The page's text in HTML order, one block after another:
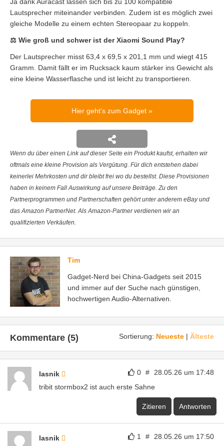
Ja dank Auracast lassen sich bis zu 100 kompatible
Lautsprecher miteinander verbinden. Zudem ist es möglich zwei
gleiche Modelle zu einem echten Stereopaar zu koppeln.
⚖️ Wie groß und schwer ist der Xiaomi Sound Play?
Der Lautsprecher misst 63,4 x 69,5 x 201,1 mm und wiegt 415
Gramm. Damit fällt er im Rucksack kaum stärker ins Gewicht als
eine kleine Wasserflasche und ist leicht zu transportieren.
Hier geht's zum Gadget
Wenn du über einen Link auf dieser Seite ein Produkt kaufst, erhalten wir
oftmals eine kleine Provision als Vergütung. Für dich entstehen dabei
keinerlei Mehrkosten und dir bleibt frei wo du bestellst. Diese Provisionen
haben in keinem Fall Auswirkung auf unsere Beiträge. Zu den
Partnerprogrammen und Partnerschaften gehört unter anderem eBay und
das Amazon PartnerNet. Als Amazon-Partner verdienen wir an
qualifizierten Verkäufen.
Tim
Gadget-Nerd bei China-Gadgets seit 2015
und immer auf der Suche nach günstigen,
hochwertigen Audio-Alternativen.
Sortierung: Neueste | Älteste
Kommentare (5)
0 # 28.05.26 um 17:48
lasnik
tribit stormbox2 ist auch erste Sahne
Zitieren Antworten
1 # 28.05.26 um 17:50
lasnik